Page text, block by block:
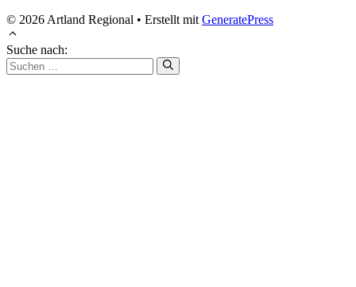
© 2026 Artland Regional • Erstellt mit GeneratePress
Suche nach: